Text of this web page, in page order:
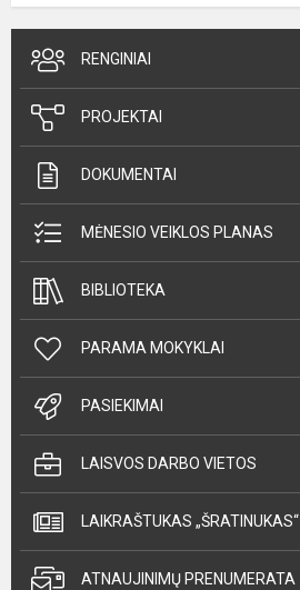
RENGINIAI
PROJEKTAI
DOKUMENTAI
MĖNESIO VEIKLOS PLANAS
BIBLIOTEKA
PARAMA MOKYKLAI
PASIEKIMAI
LAISVOS DARBO VIETOS
LAIKRAŠTUKAS „ŠRATINUKAS“
ATNAUJINIMŲ PRENUMERATA